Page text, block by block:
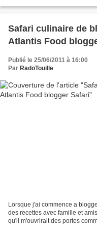
Safari culinaire de
Atlantis Food
Publié le 25/06/2011 à 16:00
Par RadoTouille
Lorsque j'ai commence a
des recettes avec famille et
qu'il m'ouvrirait des portes